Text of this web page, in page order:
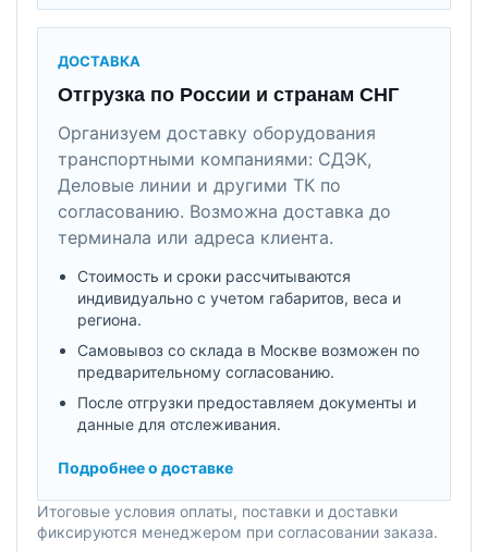
ДОСТАВКА
Отгрузка по России и странам СНГ
Организуем доставку оборудования
транспортными компаниями: СДЭК,
Деловые линии и другими ТК по
согласованию. Возможна доставка до
терминала или адреса клиента.
Стоимость и сроки рассчитываются
индивидуально с учетом габаритов, веса и
региона.
Самовывоз со склада в Москве возможен по
предварительному согласованию.
После отгрузки предоставляем документы и
данные для отслеживания.
Подробнее о доставке
Итоговые условия оплаты, поставки и доставки
фиксируются менеджером при согласовании заказа.